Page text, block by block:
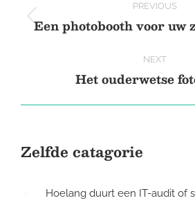
navigation
PREVIOUS
Previous
Een photobooth voor uw
NEXT
Next
Het ouderwetse
Zelfde catagorie
Hoelang duurt een IT-audit of